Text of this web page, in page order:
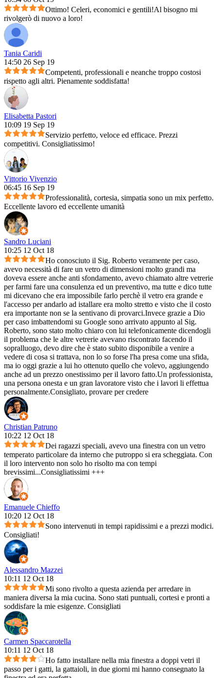
Ottimo! Celeri, economici e gentili!Al bisogno mi
rivolgerò di nuovo a loro!
Tania Caridi
14:50 26 Sep 19
Competenti, professionali e neanche troppo costosi
rispetto agli altri. Pienamente soddisfatta!
Elisabetta Pastori
10:09 19 Sep 19
Servizio perfetto, veloce ed efficace. Prezzi
competitivi. Consigliatissimo!
Vittorio Vivenzio
06:45 16 Sep 19
Professionalità, cortesia, simpatia sono un mix perfetto.
Eccellente lavoro ed eccellente umanità
Sandro Luciani
10:25 12 Oct 18
Ho conosciuto il Sig. Roberto veramente per caso,
avevo necessità di fare un vetro di dimensioni molto grandi ma
doveva essere anche anti sfondamento, avevo chiamato altre vetrerie
per farmi fare una consulenza ed un preventivo, ma tutte e dico tutte
mi dicevano che era impossibile farlo perchè il vetro era grande e
l'accesso per andarlo ad istallare era molto stretto e visto che il costo
era importante non se la sentivano di provarci.Invece grazie a Dio
per caso imbattendomi su Google sono arrivato appunto al Sig.
Roberto, sono stato molto chiaro con lui telefonicamente dicendogli
il problema che le altre vetrerie avevano riscontrato facendo il
sopralluogo, devo dire che è stato subito disponibile a venire a
vedere di cosa si trattava, non lo so forse l'ha presa come una sfida,
ma io oggi grazie a lui ho ottenuto quello che volevo, aggiungendo
anche ad un prezzo onestissimo per il lavoro fatto.Un professionista,
una persona onesta e un gran lavoratore visto che i lavori li effettua
personalmente.Consigliato, provare per credere
Christian Patruno
10:22 12 Oct 18
Dei ragazzi speciali, avevo una finestra con un vetro
temperato particolare da interno che putroppo si era scheggiata. Con
il loro intervento non solo ho risolto ma con tempi
brevissimi...Consigliatissimi +++
Emanuele Chieffo
10:20 12 Oct 18
Sono intervenuti in tempi rapidissimi e a prezzi modici.
Consigliati!
Alessandro Mazzei
10:11 12 Oct 18
Mi sono rivolto a questa azienda per arredare in
maniera diversa la mia cucina. Sono stati puntuali, cortesi e pronti a
soddisfare la mie esigenze. Consigliati
Carmen Spaccarotella
10:11 12 Oct 18
Ho fatto installare nella mia finestra a doppi vetri il
passo per i gatti, la gattaioli, in due giorni mi hanno consegnato la